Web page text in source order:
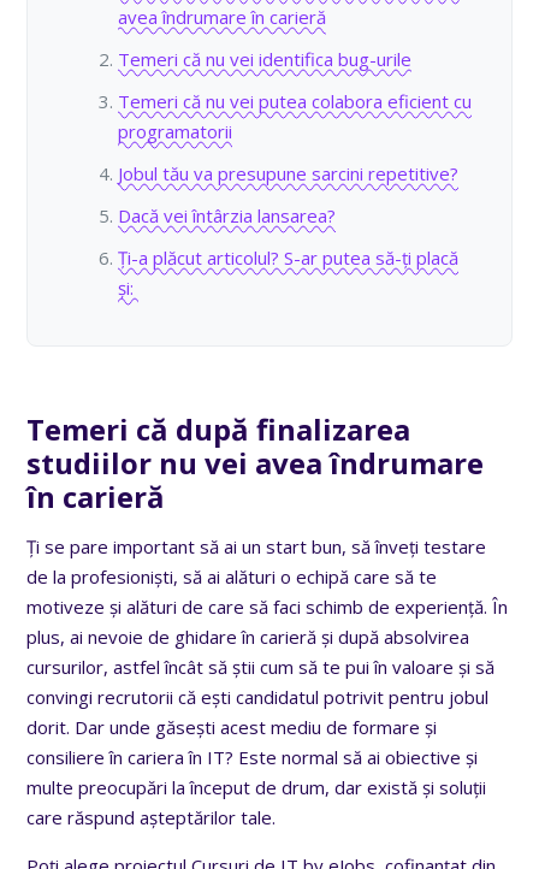
avea îndrumare în carieră
Temeri că nu vei identifica bug-urile
Temeri că nu vei putea colabora eficient cu
programatorii
Jobul tău va presupune sarcini repetitive?
Dacă vei întârzia lansarea?
Ți-a plăcut articolul? S-ar putea să-ți placă
și:
Temeri că după finalizarea
studiilor nu vei avea îndrumare
în carieră
Ți se pare important să ai un start bun, să înveți testare
de la profesioniști, să ai alături o echipă care să te
motiveze și alături de care să faci schimb de experiență. În
plus, ai nevoie de ghidare în carieră și după absolvirea
cursurilor, astfel încât să știi cum să te pui în valoare și să
convingi recrutorii că ești candidatul potrivit pentru jobul
dorit. Dar unde găsești acest mediu de formare și
consiliere în cariera în IT? Este normal să ai obiective și
multe preocupări la început de drum, dar există și soluții
care răspund așteptărilor tale.